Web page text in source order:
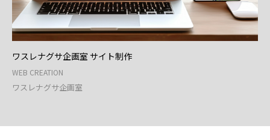
ワスレナグサ企画室 サイト制作
WEB CREATION
ワスレナグサ企画室